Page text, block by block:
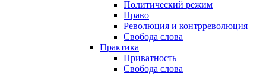
Политический режим
Право
Революция и контрреволюция
Свобода слова
Практика
Приватность
Свобода слова